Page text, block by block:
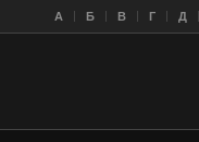
A Б В Г Д